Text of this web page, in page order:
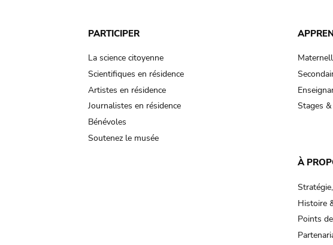
PARTICIPER
La science citoyenne
Scientifiques en résidence
Artistes en résidence
Journalistes en résidence
Bénévoles
Soutenez le musée
Stages
À
Histoire
Points